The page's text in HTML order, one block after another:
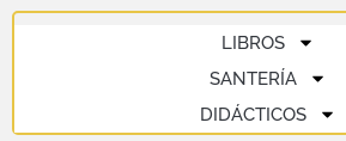
LIBROS
SANTERÍA
DIDÁCTICOS